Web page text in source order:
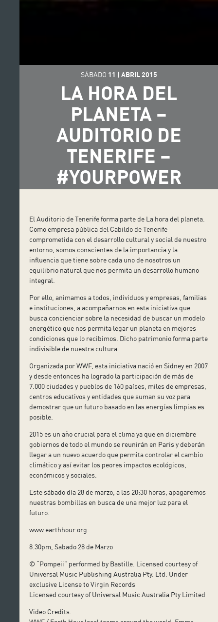
SÁBADO 11 | ABRIL 2015
LA HORA DEL
PLANETA –
AUDITORIO DE
TENERIFE –
#YOURPOWER
El Auditorio de Tenerife forma parte de La hora del planeta.
Como empresa pública del Cabildo de Tenerife
comprometida con el desarrollo cultural y social de nuestro
entorno, somos conscientes de la importancia y la
influencia que tiene sobre cada uno de nosotros un
equilibrio natural que nos permita un desarrollo humano
integral.
Por ello, animamos a todos, individuos y empresas, familias
e instituciones, a acompañarnos en esta iniciativa que
busca concienciar sobre la necesidad de buscar un modelo
energético que nos permita legar un planeta en mejores
condiciones que lo recibimos. Dicho patrimonio forma parte
indivisible de nuestra cultura.
Organizada por WWF, esta iniciativa nació en Sidney en 2007
y desde entonces ha logrado la participación de más de
7.000 ciudades y pueblos de 160 países, miles de empresas,
centros educativos y entidades que suman su voz para
demostrar que un futuro basado en las energías limpias es
posible.
2015 es un año crucial para el clima ya que en diciembre
gobiernos de todo el mundo se reunirán en Paris y deberán
llegar a un nuevo acuerdo que permita controlar el cambio
climático y así evitar los peores impactos ecológicos,
económicos y sociales.
Este sábado día 28 de marzo, a las 20:30 horas, apagaremos
nuestras bombillas en busca de una mejor luz para el
futuro.
www.earthhour.org
8.30pm, Sabado 28 de Marzo
© “Pompeii” performed by Bastille. Licensed courtesy of
Universal Music Publishing Australia Pty. Ltd. Under
exclusive License to Virgin Records
Licensed courtesy of Universal Music Australia Pty Limited
Video Credits: